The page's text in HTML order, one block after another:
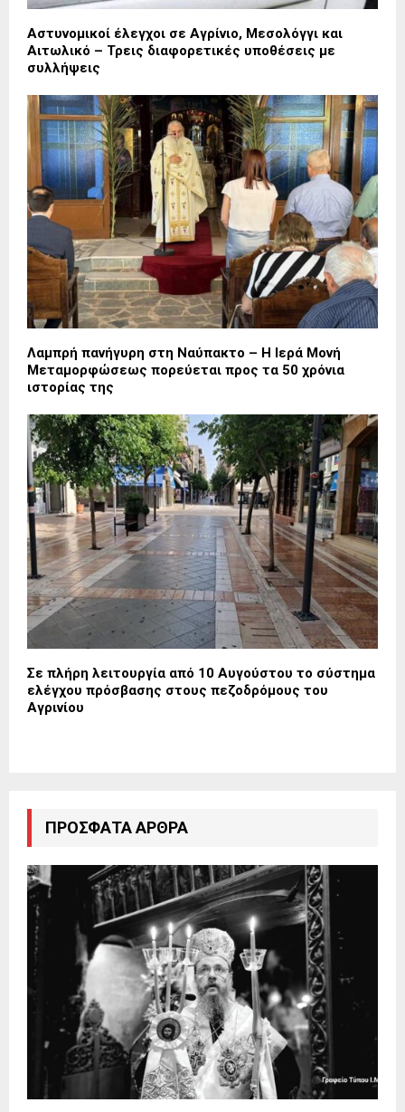
Αστυνομικοί έλεγχοι σε Αγρίνιο, Μεσολόγγι και
Αιτωλικό – Τρεις διαφορετικές υποθέσεις με
συλλήψεις
Λαμπρή πανήγυρη στη Ναύπακτο – Η Ιερά Μονή
Μεταμορφώσεως πορεύεται προς τα 50 χρόνια
ιστορίας της
Σε πλήρη λειτουργία από 10 Αυγούστου το σύστημα
ελέγχου πρόσβασης στους πεζοδρόμους του
Αγρινίου
ΠΡΌΣΦΑΤΑ ΆΡΘΡΑ